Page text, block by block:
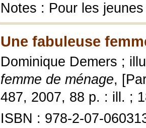
Notes : Pour les jeunes
Une fabuleuse
Dominique Demers ;
femme de ménage,
487, 2007, 88 p. : ill. ;
ISBN : 978-2-07-